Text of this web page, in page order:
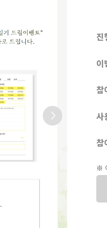
진
이
참
사
참
※